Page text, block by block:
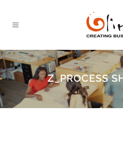
Z_PROCESS